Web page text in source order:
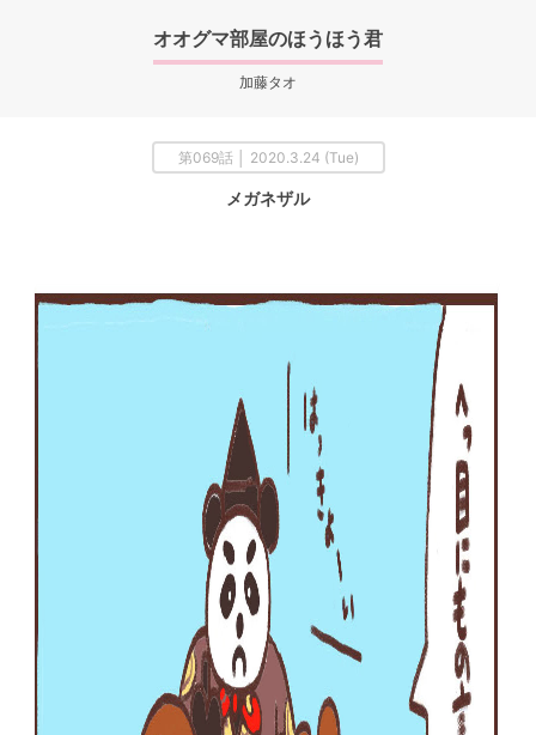
オオグマ部屋のほうほう君
加藤タオ
第069話 │ 2020.3.24 (Tue)
メガネザル